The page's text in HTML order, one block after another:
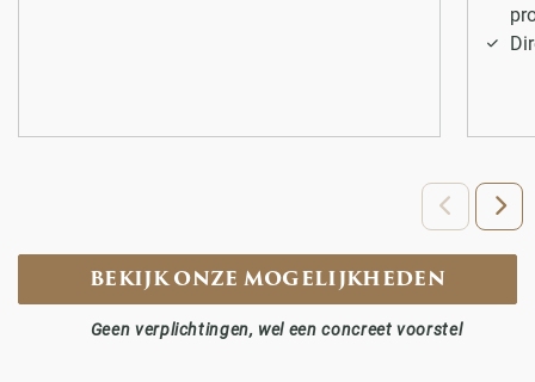
BEKIJK ONZE MOGELIJKHEDEN
Geen verplichtingen, wel een concreet voorstel